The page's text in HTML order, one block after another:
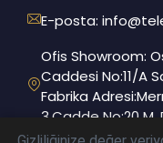
E-posta:
Ofis Showroom:
Caddesi No:11/A
Fabrika
3.Cadde No:20 M,